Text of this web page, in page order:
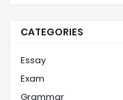
CATEGORIES
Essay
Exam
Grammar